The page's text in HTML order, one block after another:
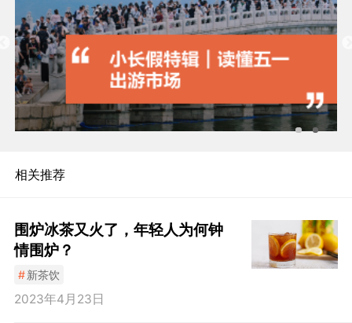
相关推荐
围炉冰茶又火了，年轻人为何钟
情围炉？
#新茶饮
2023年4月23日